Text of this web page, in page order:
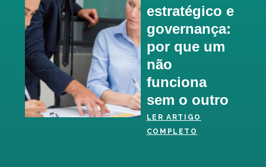
estratégico e
governança:
por que um
não
funciona
sem o outro
LER ARTIGO
COMPLETO